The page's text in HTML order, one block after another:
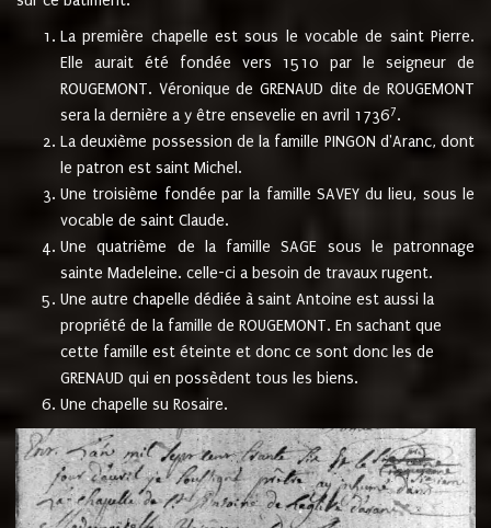
La première chapelle est sous le vocable de saint Pierre.
Elle aurait été fondée vers 1510 par le seigneur de
ROUGEMONT. Véronique de GRENAUD dite de ROUGEMONT
sera la dernière a y être ensevelie en avril 17367.
La deuxième possession de la famille PINGON d'Aranc, dont
le patron est saint Michel.
Une troisième fondée par la famille SAVEY du lieu, sous le
vocable de saint Claude.
Une quatrième de la famille SAGE sous le patronnage
sainte Madeleine. celle-ci a besoin de travaux rugent.
Une autre chapelle dédiée à saint Antoine est aussi la
propriété de la famille de ROUGEMONT. En sachant que
cette famille est éteinte et donc ce sont donc les de
GRENAUD qui en possèdent tous les biens.
Une chapelle su Rosaire.